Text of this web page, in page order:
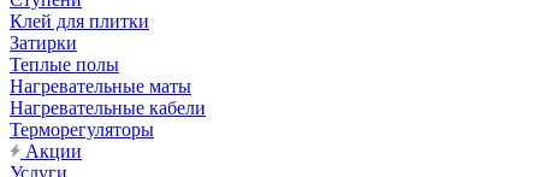
Клей для плитки
Затирки
Теплые полы
Нагревательные маты
Нагревательные кабели
Терморегуляторы
Акции
Услуги